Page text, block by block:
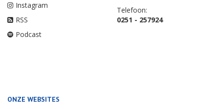
Instagram
RSS
Podcast
Telefoon:
0251 - 257924
ONZE WEBSITES